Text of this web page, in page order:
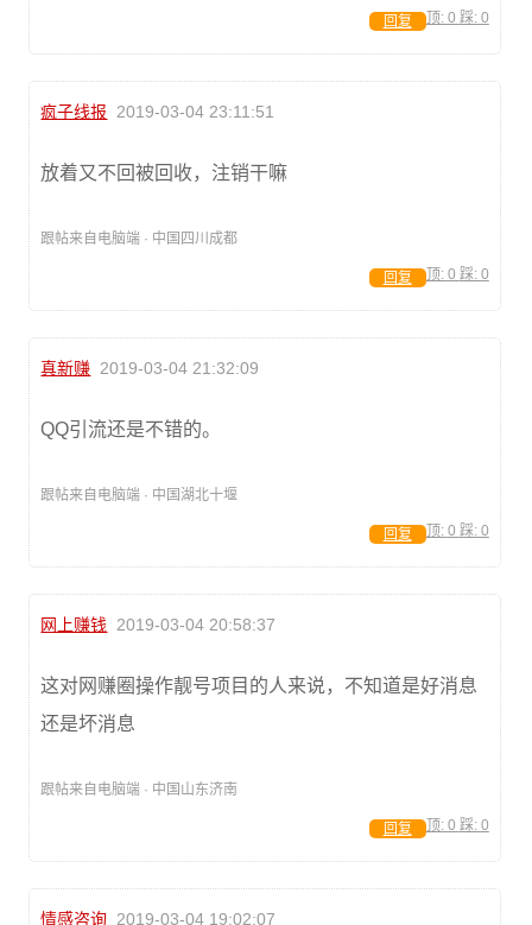
顶: 0 踩: 0
回复
疯子线报 2019-03-04 23:11:51
放着又不回被回收，注销干嘛
跟帖来自电脑端 · 中国四川成都
顶: 0 踩: 0
回复
真新赚 2019-03-04 21:32:09
QQ引流还是不错的。
跟帖来自电脑端 · 中国湖北十堰
顶: 0 踩: 0
回复
网上赚钱 2019-03-04 20:58:37
这对网赚圈操作靓号项目的人来说，不知道是好消息
还是坏消息
跟帖来自电脑端 · 中国山东济南
顶: 0 踩: 0
回复
情感咨询 2019-03-04 19:02:07